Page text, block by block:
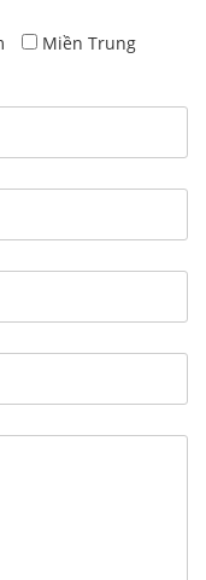
Miền Trung